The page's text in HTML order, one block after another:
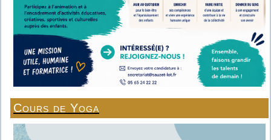
Cours de Yoga